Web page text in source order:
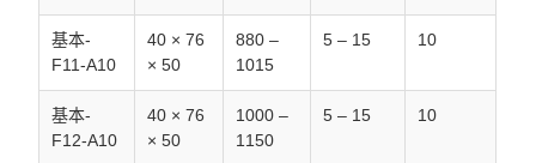
基本-
F11-A10
40 × 76
× 50
880 –
1015
5 – 15 10
基本-
F12-A10
40 × 76
× 50
1000 –
1150
5 – 15 10